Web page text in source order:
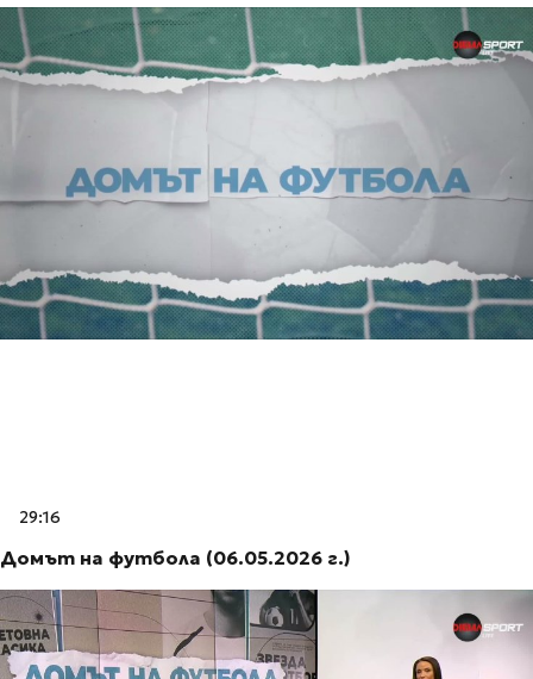
29:16
Домът на футбола (06.05.2026 г.)